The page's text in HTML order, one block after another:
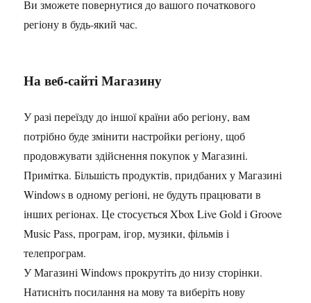
Ви зможете повернутися до вашого початкового
регіону в будь-який час.
На веб-сайті Магазину
У разі переїзду до іншої країни або регіону, вам
потрібно буде змінити настройки регіону, щоб
продовжувати здійснення покупок у Магазині.
Примітка. Більшість продуктів, придбаних у Магазині
Windows в одному регіоні, не будуть працювати в
інших регіонах. Це стосується Xbox Live Gold і Groove
Music Pass, програм, ігор, музики, фільмів і
телепрограм.
У Магазині Windows прокрутіть до низу сторінки.
Натисніть посилання на мову та виберіть нову